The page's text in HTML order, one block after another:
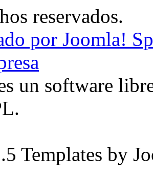
reservados.
por Joomla!
un software
Templates by